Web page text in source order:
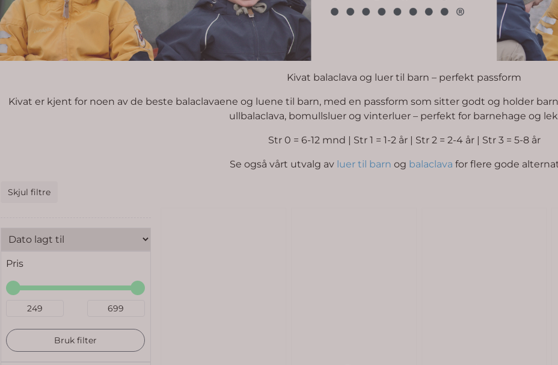
Kivat balaclava og luer til barn – perfekt passform
Kivat er kjent for noen av de beste balaclavaene og luene til barn, med en passform som sitter godt og holder
ullbalaclava, bomullsluer og vinterluer – perfekt for barnehage og
Str 0 = 6-12 mnd | Str 1 = 1-2 år | Str 2 = 2-4 år | Str 3 = 5-8 år
Se også vårt utvalg av luer til barn og balaclava for flere gode
Skjul filtre
Pris
Bruk filter